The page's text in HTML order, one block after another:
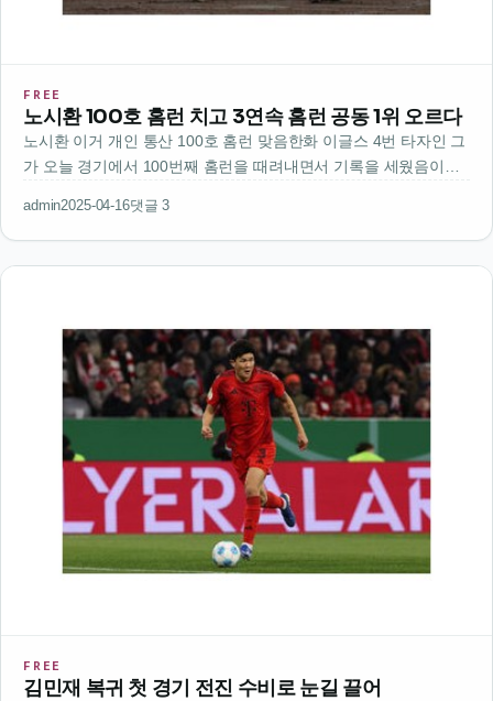
FREE
노시환 100호 홈런 치고 3연속 홈런 공동 1위 오르다
노시환 이거 개인 통산 100호 홈런 맞음한화 이글스 4번 타자인 그
가 오늘 경기에서 100번째 홈런을 때려내면서 기록을 세웠음이게
부문에서 공동 1위에 올랐음지금까지 3경기 연속 홈런은 이전에
없던 기록…
admin2025-04-16댓글 3
FREE
김민재 복귀 첫 경기 전진 수비로 눈길 끌어